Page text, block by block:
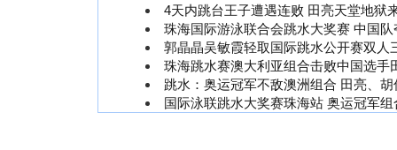
4天内跳台王子遭遇连败 田亮天堂地狱
珠海国际游泳联合会跳水大奖赛 中国队
郭晶晶吴敏霞轻取国际跳水公开赛双人
珠海跳水赛澳大利亚组合击败中国选手
跳水：奥运冠军不敌澳洲组合 田亮、胡
国际泳联跳水大奖赛珠海站 奥运冠军